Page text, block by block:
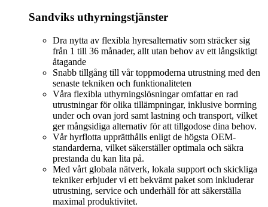
Sandviks uthyrningstjänster
Dra nytta av flexibla hyresalternativ som sträcker sig
från 1 till 36 månader, allt utan behov av ett långsiktigt
åtagande
Snabb tillgång till vår toppmoderna utrustning med den
senaste tekniken och funktionaliteten
Våra flexibla uthyrningslösningar omfattar en rad
utrustningar för olika tillämpningar, inklusive borrning
under och ovan jord samt lastning och transport, vilket
ger mångsidiga alternativ för att tillgodose dina behov.
Vår hyrflotta upprätthålls enligt de högsta OEM-
standarderna, vilket säkerställer optimala och säkra
prestanda du kan lita på.
Med vårt globala nätverk, lokala support och skickliga
tekniker erbjuder vi ett bekvämt paket som inkluderar
utrustning, service och underhåll för att säkerställa
maximal produktivitet.